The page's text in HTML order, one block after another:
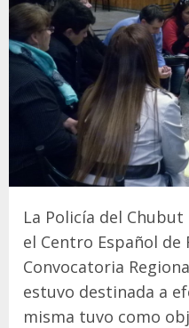
La Policía del
el Centro Español de
Convocatoria
estuvo destinada a
misma tuvo como